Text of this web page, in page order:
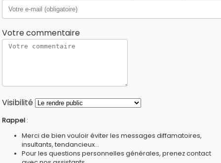
Votre commentaire
Visibilité
Rappel :
Merci de bien vouloir éviter les messages diffamatoires,
insultants, tendancieux...
Pour les questions personnelles générales, prenez contact